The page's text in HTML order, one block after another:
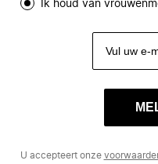
Ik houd van
U accepteert onze